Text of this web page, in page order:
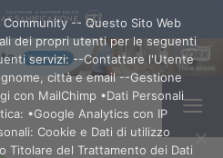
Community -- Questo Sito Web
dei propri utenti per le seguenti
servizi: --Contattare l'Utente
città e email --Gestione
con MailChimp •Dati Personali
•Google Analytics con IP
Cookie e Dati di utilizzo
del Trattamento dei Dati